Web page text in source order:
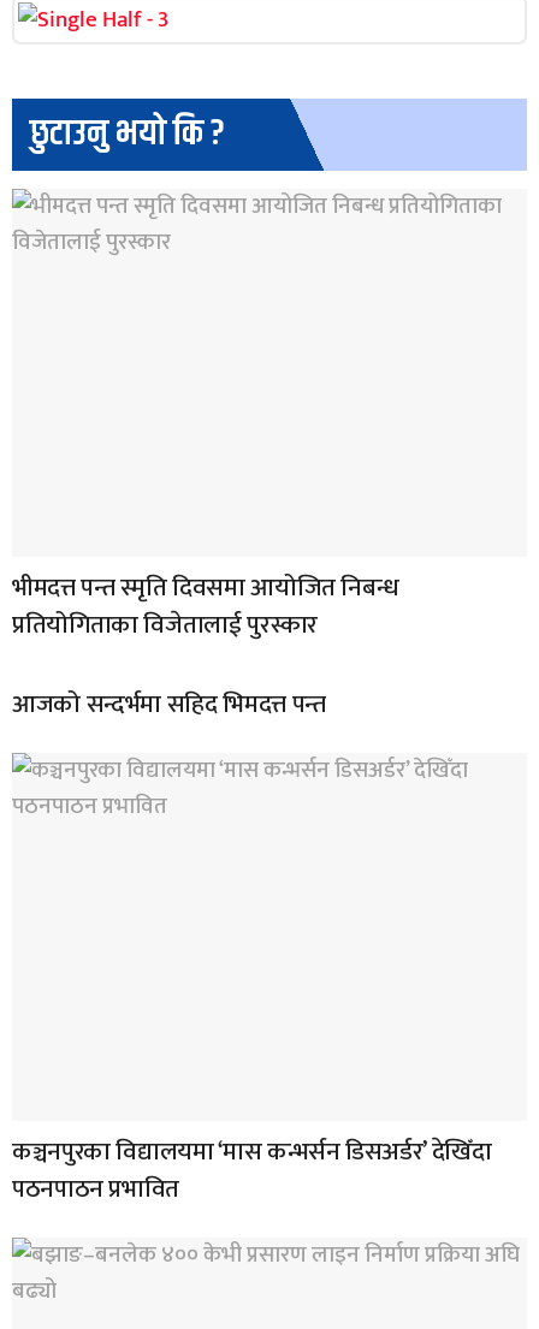
छुटाउनु भयो कि ?
भीमदत्त पन्त स्मृति दिवसमा आयोजित निबन्ध
प्रतियोगिताका विजेतालाई पुरस्कार
आजको सन्दर्भमा सहिद भिमदत्त पन्त
कञ्चनपुरका विद्यालयमा ‘मास कन्भर्सन डिसअर्डर’ देखिँदा
पठनपाठन प्रभावित